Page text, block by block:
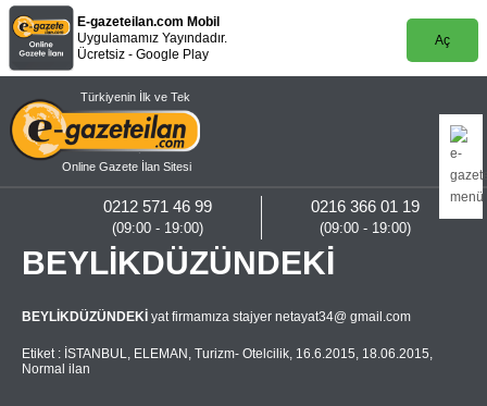
E-gazeteilan.com Mobil
Uygulamamız Yayındadır.
Ücretsiz - Google Play
Aç
Türkiyenin İlk ve Tek
Online Gazete İlan Sitesi
0216 366 01 19
(09:00 - 19:00)
0212 571 46 99
(09:00 - 19:00)
BEYLİKDÜZÜNDEKİ
BEYLİKDÜZÜNDEKİ yat firmamıza stajyer netayat34@ gmail.com
Etiket : İSTANBUL, ELEMAN , Turizm- Otelcilik, 16.6.2015, 18.06.2015,
Normal ilan